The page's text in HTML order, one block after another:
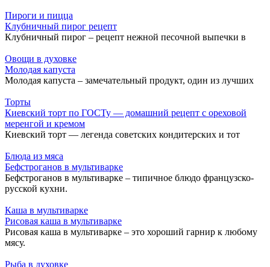
Пироги и пицца
Клубничный пирог рецепт
Клубничный пирог – рецепт нежной песочной выпечки в
Овощи в духовке
Молодая капуста
Молодая капуста – замечательный продукт, один из лучших
Торты
Киевский торт по ГОСТу — домашний рецепт с ореховой
меренгой и кремом
Киевский торт — легенда советских кондитерских и тот
Блюда из мяса
Бефстроганов в мультиварке
Бефстроганов в мультиварке – типичное блюдо французско-
русской кухни.
Каша в мультиварке
Рисовая каша в мультиварке
Рисовая каша в мультиварке – это хороший гарнир к любому
мясу.
Рыба в духовке